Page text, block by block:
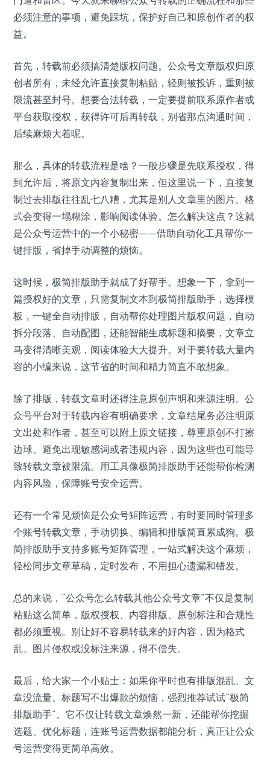
必须注意的事项，避免踩坑，保护好自己和原创作者的权
益。
首先，转载前必须搞清楚版权问题。公众号文章版权归原
创者所有，未经允许直接复制粘贴，轻则被投诉，重则被
限流甚至封号。想要合法转载，一定要提前联系原作者或
平台获取授权，获得许可后再转载，别省那点沟通时间，
后续麻烦大着呢。
那么，具体的转载流程是啥？一般步骤是先联系授权，得
到允许后，将原文内容复制出来，但这里说一下，直接复
制过去排版往往乱七八糟，尤其是别人文章里的图片、格
式会变得一塌糊涂，影响阅读体验。怎么解决这点？这就
是公众号运营中的一个小秘密——借助自动化工具帮你一
键排版，省掉手动调整的烦恼。
这时候，极简排版助手就成了好帮手。想象一下，拿到一
篇授权好的文章，只需复制文本到极简排版助手，选择模
板，一键全自动排版，自动帮你处理图片版权问题，自动
拆分段落、自动配图，还能智能生成标题和摘要，文章立
马变得清晰美观，阅读体验大大提升。对于要转载大量内
容的小编来说，这节省的时间和精力简直不敢想象。
除了排版，转载文章时还得注意原创声明和来源注明。公
众号平台对于转载内容有明确要求，文章结尾务必注明原
文出处和作者，甚至可以附上原文链接，尊重原创不打擦
边球。避免出现敏感词或者违规内容，因为这些也可能导
致转载文章被限流。用工具像极简排版助手还能帮你检测
内容风险，保障账号安全运营。
还有一个常见烦恼是公众号矩阵运营，有时要同时管理多
个账号转载文章，手动切换、编辑和排版简直累成狗。极
简排版助手支持多账号矩阵管理，一站式解决这个麻烦，
轻松同步文章草稿，定时发布，不用担心遗漏和错发。
总的来说，“公众号怎么转载其他公众号文章”不仅是复制
粘贴这么简单，版权授权、内容排版、原创标注和合规性
都必须重视。别让好不容易转载来的好内容，因为格式
乱、图片侵权或没标注来源，得不偿失。
最后，给大家一个小贴士：如果你平时也有排版混乱、文
章没流量、标题写不出爆款的烦恼，强烈推荐试试“极简
排版助手”。它不仅让转载文章焕然一新，还能帮你挖掘
选题、优化标题，连账号运营数据都能分析，真正让公众
号运营变得更简单高效。